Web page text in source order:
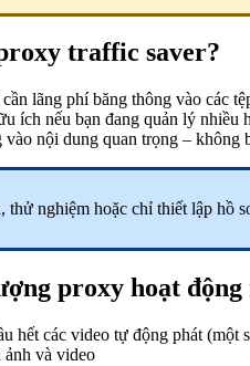
traffic saver?
lãng phí băng thông vào các
ích nếu bạn đang quản lý nhiều
vào nội dung quan trọng – không
thử nghiệm hoặc chỉ thiết lập hồ
proxy hoạt động
hết các video tự động phát (một
ảnh và video